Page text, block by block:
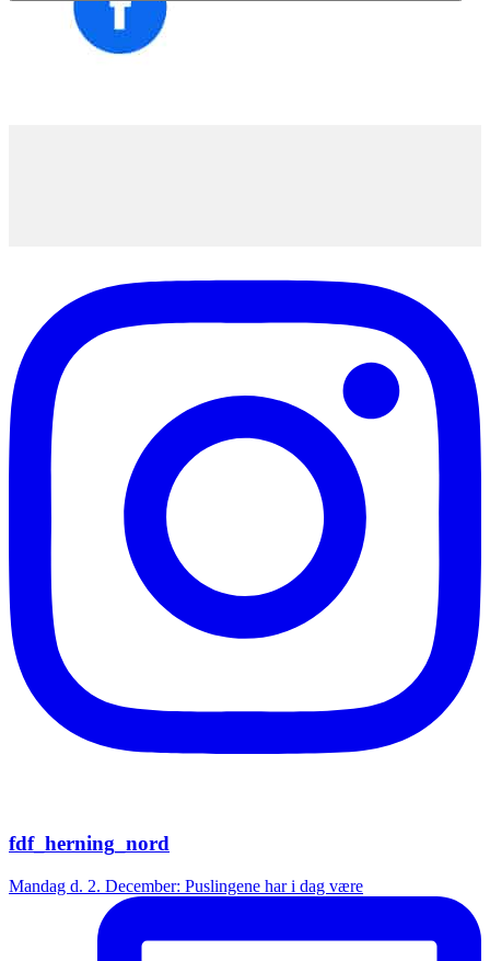
fdf_herning_nord
Mandag d. 2. December: Puslingene har i dag være